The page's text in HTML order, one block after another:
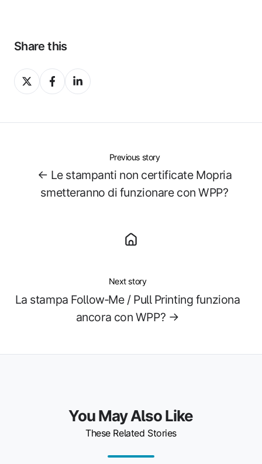
Share this
Share
on
Share
on
Share
on
Previous story
← Le stampanti non certificate Mopria
smetteranno di funzionare con WPP?
Next story
La stampa Follow‑Me / Pull Printing funziona
ancora con WPP? →
You May Also Like
These Related Stories